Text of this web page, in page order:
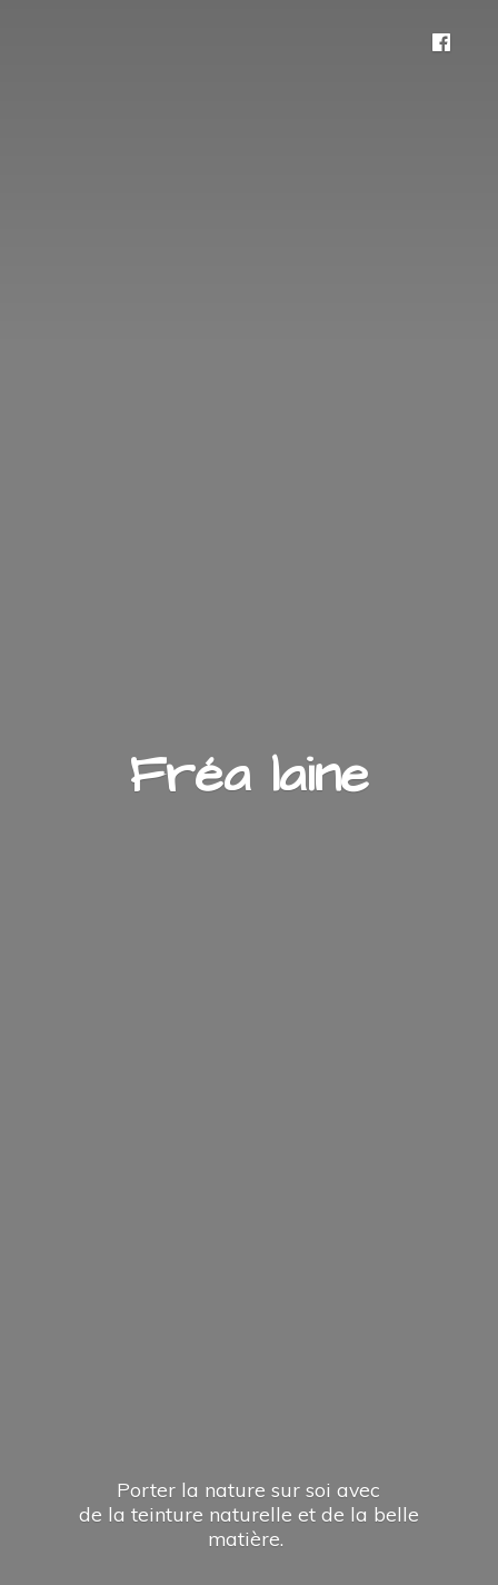
Fréa laine
Porter la nature sur soi avec
de la teinture naturelle et de la belle
matière.